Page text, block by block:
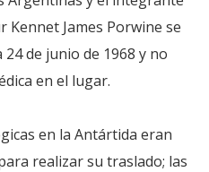
Kennet James Porwine se
de junio de 1968 y no
en el lugar.
en la Antártida eran
realizar su traslado; las